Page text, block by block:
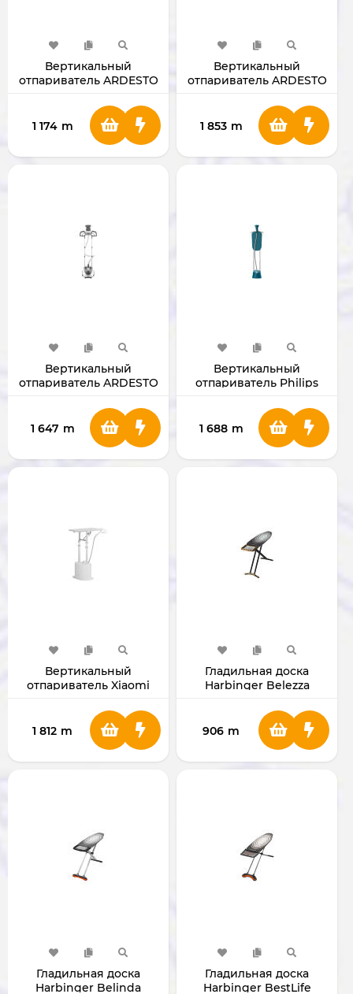
Вертикальный
отпариватель ARDESTO
1 174 m
Вертикальный
отпариватель ARDESTO
1 853 m
Вертикальный
отпариватель ARDESTO
1 647 m
Вертикальный
отпариватель Philips
1 688 m
Вертикальный
отпариватель Xiaomi
Garment Steamer
BHR4266CN
1 812 m
Гладильная доска
Harbinger Belezza
906 m
Гладильная доска
Harbinger Belinda
Гладильная доска
Harbinger BestLife